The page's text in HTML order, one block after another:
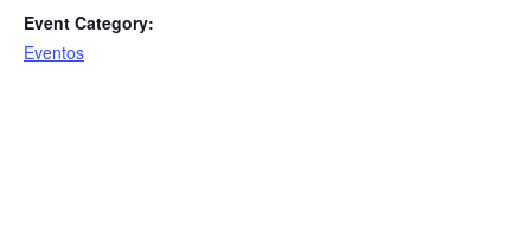
Event Category:
Eventos